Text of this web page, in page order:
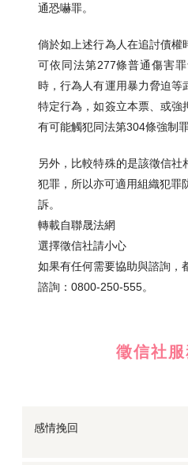
通恐嚇罪。
倘於如上述行為人在追討債權
可依同法第277條普通傷害
時，行為人有運用暴力脅迫等
特定行為，如簽立本票、或強
有可能觸犯同法第304條強制罪
另外，比較特殊的是該徵信
犯罪，所以亦可適用組織犯罪
訴。
轉載自聯晟法網
選擇徵信社請小心
如果有任何需要協助與諮詢，
諮詢：0800-250-555。
徵信社服
感情挽回